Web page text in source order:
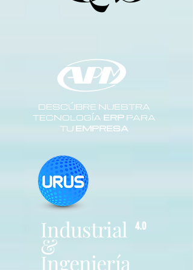
DESCÚBRE NUESTRA
TECNOLOGÍA ERPPARA
TU EMPRESA
Industrial
&
Ingeniería
4.0